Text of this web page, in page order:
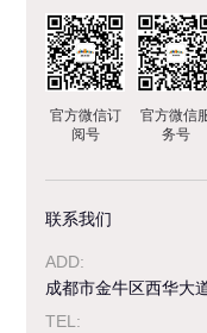
游园导览
园区服务
票价信息
留言反馈
官方微信订
阅号
官方微信
务号
联系我们
ADD:
成都市金牛区西华大
TEL: